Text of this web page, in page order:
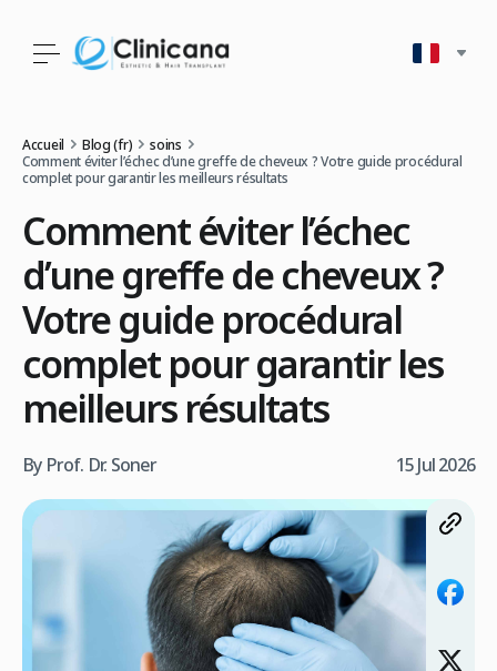
Accueil Blog (fr)
soins
Comment éviter l’échec d’une greffe de cheveux ? Votre guide procédural
complet pour garantir les meilleurs résultats
Comment éviter l’échec
d’une greffe de cheveux ?
Votre guide procédural
complet pour garantir les
meilleurs résultats
By Prof. Dr. Soner 15 Jul 2026